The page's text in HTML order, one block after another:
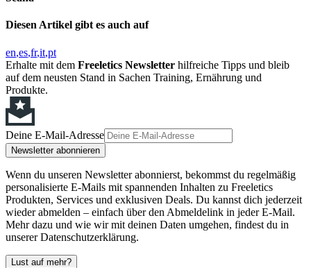
Diesen Artikel gibt es auch auf
en es fr it pt
Erhalte mit dem Freeletics Newsletter hilfreiche Tipps und bleib
auf dem neusten Stand in Sachen Training, Ernährung und
Produkte.
Deine E-Mail-Adresse
Newsletter abonnieren
Wenn du unseren Newsletter abonnierst, bekommst du regelmäßig
personalisierte E-Mails mit spannenden Inhalten zu Freeletics
Produkten, Services und exklusiven Deals. Du kannst dich jederzeit
wieder abmelden – einfach über den Abmeldelink in jeder E-Mail.
Mehr dazu und wie wir mit deinen Daten umgehen, findest du in
unserer Datenschutzerklärung.
Lust auf mehr?